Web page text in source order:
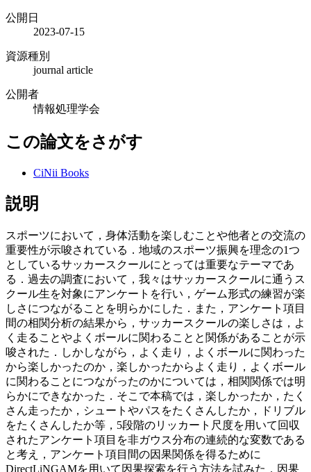
公開日
2023-07-15
資源種別
journal article
公開者
情報処理学会
この論文をさがす
CiNii Books
説明
スポーツにおいて，身体活動を楽しむことや他者との交流の
重要性が示唆されている．地域のスポーツ振興を理念の1つ
としているサッカースクールにとっては重要なテーマであ
る．過去の調査において，我々はサッカースクールに通うス
クール生を対象にアンケートを行い，ゲーム形式の練習が楽
しさにつながることを明らかにした．また，アンケート項目
間の相関分析の結果から，サッカースクールの楽しさは，よ
く走ることやよくボールに関わることと関係があることが示
唆された．しかしながら，よく走り，よくボールに関わった
から楽しかったのか，楽しかったからよく走り，よくボール
に関わることにつながったのかについては，相関関係では明
らかにできなかった．そこで本稿では，楽しかったか，たく
さん走ったか，シュートやパスをたくさんしたか，ドリブル
をたくさんしたか等，5段階のリッカート尺度を用いて回収
されたアンケート項目を非ガウス分布の連続的な変数である
と考え，アンケート項目間の因果関係を得るために
DirectLiNGAMを用いて因果探索を行う方法を試みた．因果